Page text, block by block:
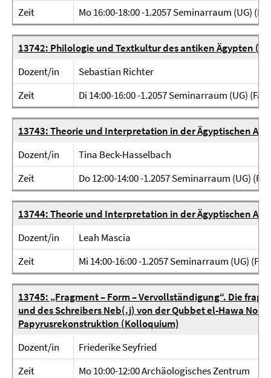
Zeit
Mo 16:00-18:00 -1.2057 Seminarraum (UG)
13742: Philologie und Textkultur des antiken Ägypten
Dozent/in
Sebastian Richter
Zeit
Di 14:00-16:00 -1.2057 Seminarraum (UG)
13743: Theorie und Interpretation in der Ägyptischen
Dozent/in
Tina Beck-Hasselbach
Zeit
Do 12:00-14:00 -1.2057 Seminarraum (UG)
13744: Theorie und Interpretation in der Ägyptischen
Dozent/in
Leah Mascia
Zeit
Mi 14:00-16:00 -1.2057 Seminarraum (UG)
13745: „Fragment – Form – Vervollständigung“. Die
und des Schreibers Neb(.j) von der Qubbet el-Hawa
Papyrusrekonstruktion (Kolloquium)
Dozent/in
Friederike Seyfried
Zeit
Mo 10:00-12:00 Archäologisches Zentrum